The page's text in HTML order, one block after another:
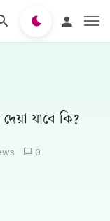
যাবে কি?
0